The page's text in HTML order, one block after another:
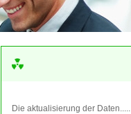
Die aktualisierung der